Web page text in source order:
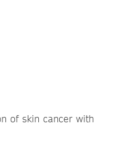
of skin cancer with